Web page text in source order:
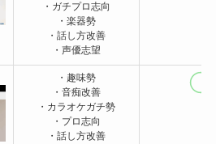
・ガチプロ志向
・楽器勢
・話し方改善
・声優志望
・趣味勢
・音痴改善
・カラオケガチ勢
・プロ志向
・話し方改善